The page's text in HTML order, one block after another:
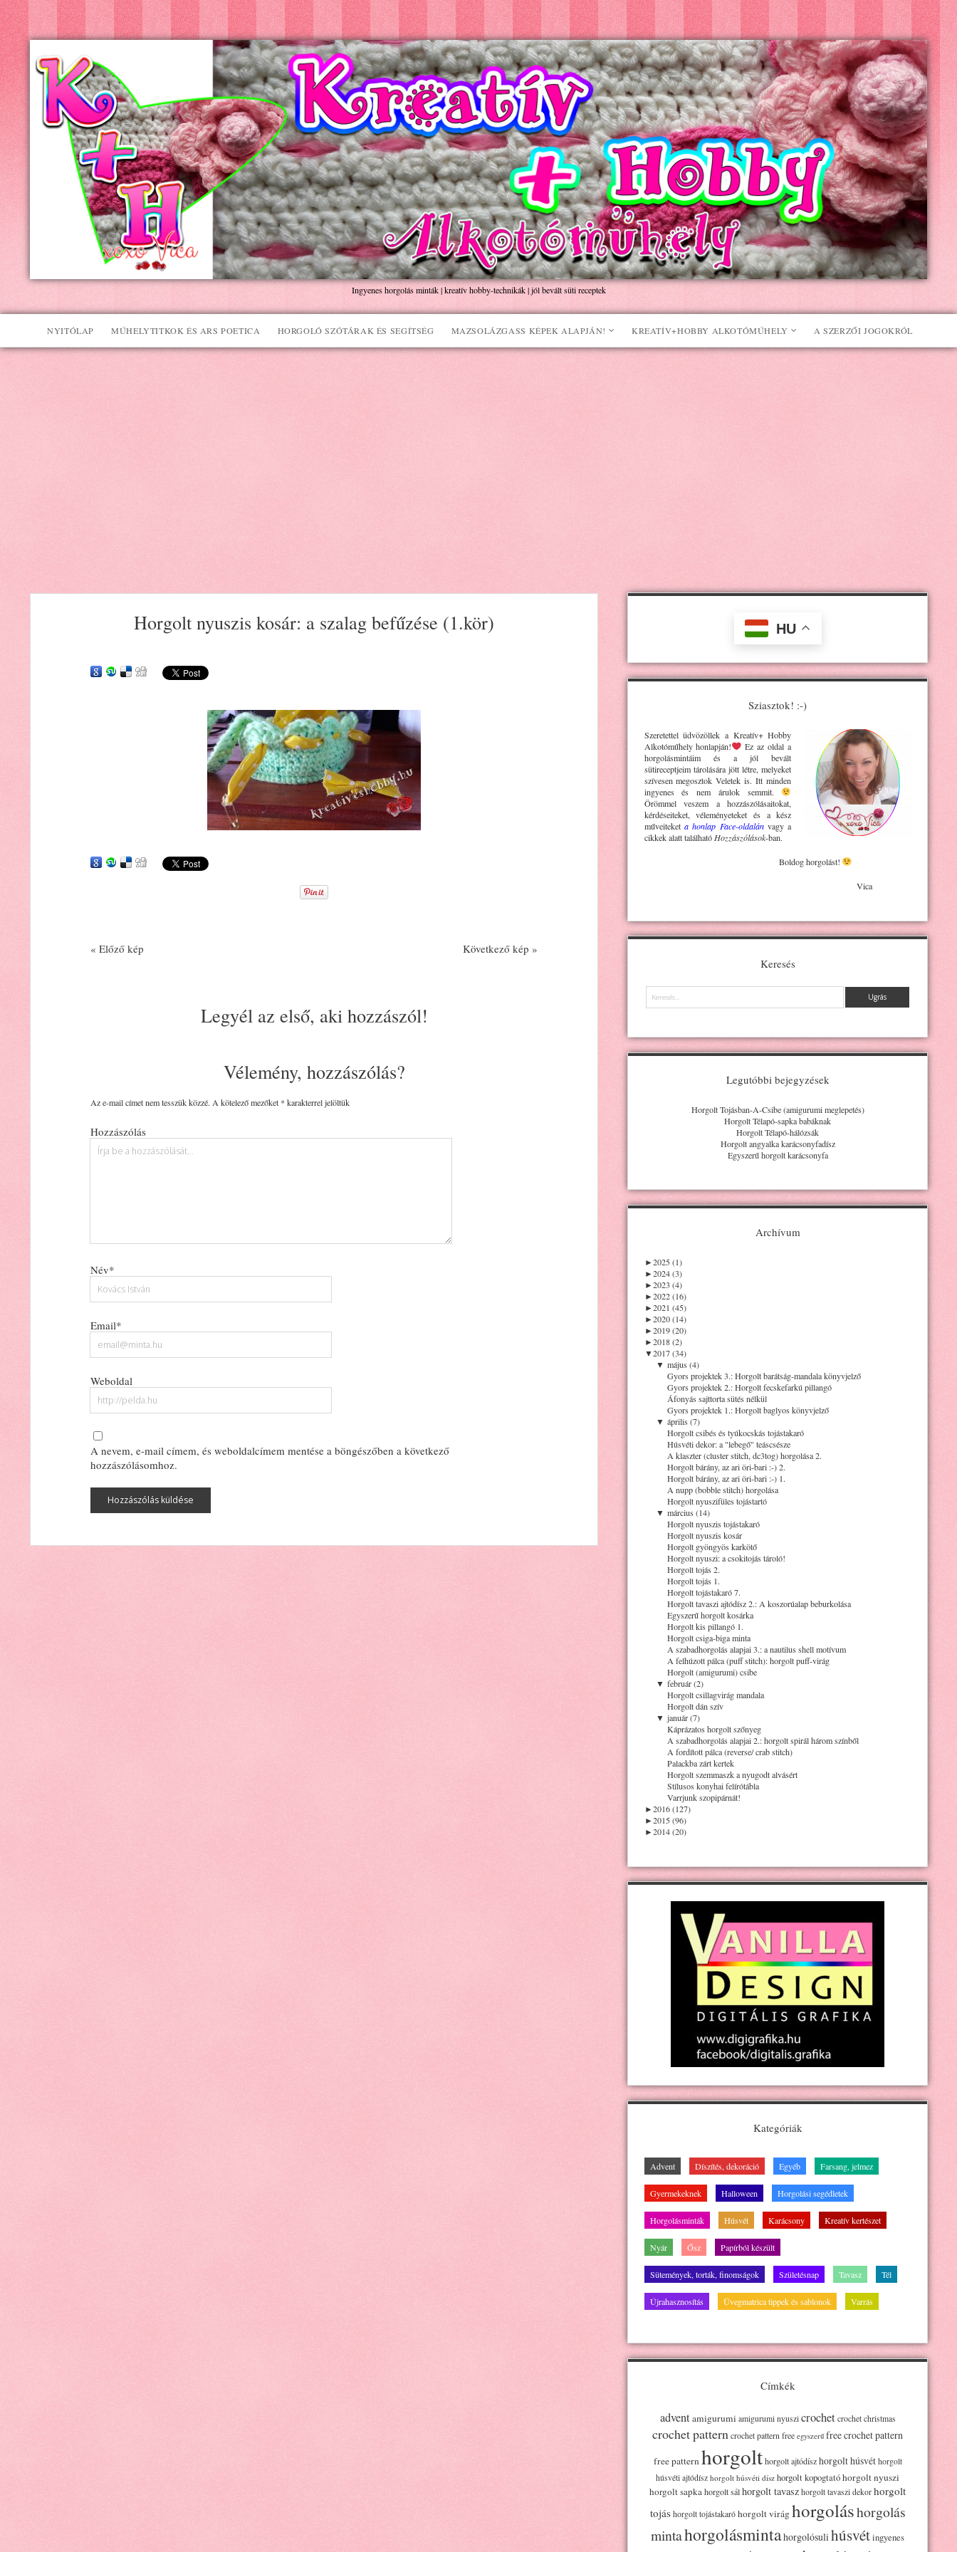
Kreatív+Hobby
Alkotóműhely
Ingyenes horgolás minták | kreatív hobby-technikák | jól bevált süti receptek
NYITÓLAP MŰHELYTITKOK ÉS ARS POETICA HORGOLÓ SZÓTÁRAK ÉS SEGÍTSÉG MAZSOLÁZGASS KÉPEK ALAPJÁN! KREATÍV+HOBBY ALKOTÓMŰHELY A SZERZŐI JOGOKRÓL
Horgolt nyuszis kosár: a szalag befűzése (1.kör)
« Előző kép Következő kép »
Legyél az első, aki hozzászól!
Vélemény, hozzászólás?
Az e-mail címet nem tesszük közzé. A kötelező mezőket * karakterrel jelöltük
Hozzászólás
Név*
Email*
Weboldal
A nevem, e-mail címem, és weboldalcímem mentése a böngészőben a következő
hozzászólásomhoz.
HU
Sziasztok! :-)
Szeretettel üdvözöllek a Kreatív+ Hobby
Alkotóműhelyhonlapján!
Ez az oldal a
horgolásmintáim és a jól bevált
sütireceptjeim tárolására jött létre, melyeket
szívesen megosztok Veletek is. Itt minden
ingyenes és nem árulok semmit.
Örömmel veszem a hozzászólásaitokat,
kérdéseiteket, véleményeteket és a kész
műveiteket a honlap Face-oldalánvagy a
cikkek alatt található Hozzászólások-ban.
Boldog horgolást!
Vica
Keresés
Keresés
Legutóbbi bejegyzések
Horgolt Tojásban-A-Csibe (amigurumi meglepetés)
Horgolt Télapó-sapka babáknak
Horgolt Télapó-hálózsák
Horgolt angyalka karácsonyfadísz
Egyszerű horgolt karácsonyfa
Archívum
►2025 (1)
►2024 (3)
►2023 (4)
►2022 (16)
►2021 (45)
►2020 (14)
►2019 (20)
►2018 (2)
▼2017 (34)
▼ május (4)
Gyors projektek 3.: Horgolt barátság-mandala könyvjelző
Gyors projektek 2.: Horgolt fecskefarkú pillangó
Áfonyás sajttorta sütés nélkül
Gyors projektek 1.: Horgolt baglyos könyvjelző
▼ április (7)
Horgolt csibés és tyúkocskás tojástakaró
Húsvéti dekor: a "lebegő" teáscsésze
A klaszter (cluster stitch, dc3tog) horgolása 2.
Horgolt bárány, az ari öri-bari :-) 2.
Horgolt bárány, az ari öri-bari :-) 1.
A nupp (bobble stitch) horgolása
Horgolt nyuszifüles tojástartó
▼ március (14)
Horgolt nyuszis tojástakaró
Horgolt nyuszis kosár
Horgolt gyöngyös karkötő
Horgolt nyuszi: a csokitojás tároló!
Horgolt tojás 2.
Horgolt tojás 1.
Horgolt tojástakaró 7.
Horgolt tavaszi ajtódísz 2.: A koszorúalap beburkolása
Egyszerű horgolt kosárka
Horgolt kis pillangó 1.
Horgolt csiga-biga minta
A szabadhorgolás alapjai 3.: a nautilus shell motívum
A felhúzott pálca (puff stitch): horgolt puff-virág
Horgolt (amigurumi) csibe
▼ február (2)
Horgolt csillagvirág mandala
Horgolt dán szív
▼ január (7)
Káprázatos horgolt szőnyeg
A szabadhorgolás alapjai 2.: horgolt spirál három színből
A fordított pálca (reverse/ crab stitch)
Palackba zárt kertek
Horgolt szemmaszk a nyugodt alvásért
Stílusos konyhai felírótábla
Varrjunk szopipárnát!
►2016 (127)
►2015 (96)
►2014 (20)
Kategóriák
Advent Díszítés, dekoráció Egyéb Farsang, jelmez
Gyermekeknek Halloween Horgolási segédletek
Horgolásminták Húsvét Karácsony Kreatív kertészet
Nyár Ősz Papírból készült
Sütemények, torták, finomságok Születésnap Tavasz Tél
Újrahasznosítás Üvegmatrica tippek és sablonok Varrás
Címkék
adventamigurumi amigurumi nyuszi crochet crochet christmas
crochet pattern crochet pattern free egyszerű free crochet pattern
free patternhorgolt horgolt ajtódísz horgolt húsvét horgolt
húsvéti ajtódísz horgolt húsvéti dísz horgolt kopogtatóhorgolt nyuszi
horgolt sapkahorgolt sálhorgolt tavasz horgolt tavaszi dekor horgolt
tojás horgolt tojástakaró horgolt virághorgoláshorgolás
mintahorgolásmintahorgolósulihúsvétingyenes